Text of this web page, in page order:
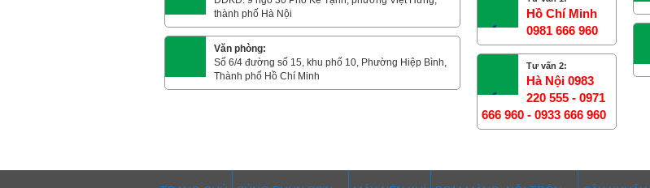
thành phố Hà Nội
Văn phòng:
Số 6/4 đường số 15, khu phố 10, Phường Hiệp Bình,
Thành phố Hồ Chí Minh
Hồ Chí Minh
0981 666 960
Tư vấn 2:
Hà Nội 0983
220 555 - 0971
666 960 - 0933 666 960